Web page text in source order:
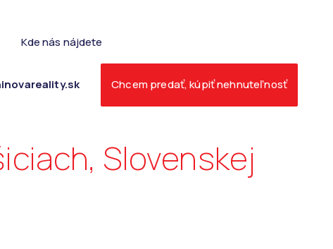
Kde nás nájdete
Chcem predať, kúpiť nehnuteľnosť
Slovenskej